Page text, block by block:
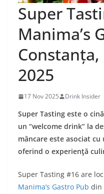
Super
Manima’s
2025
17 Nov 2025 Drink Insider
Super Tasting este o
un “welcome drink” la
mâncare este asociat
oferind o experienţă
Super Tasting #16 are
Manima’s Gastro Pub din